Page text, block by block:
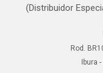
(Distribuidor
Rod.
Ibura